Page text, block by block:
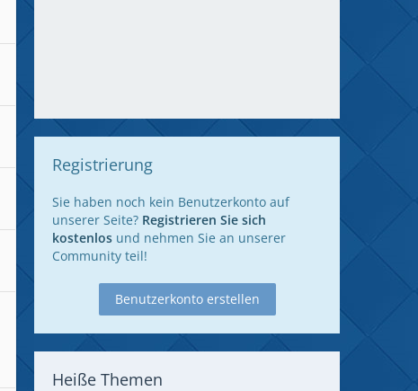
Registrierung
Sie haben noch kein Benutzerkonto auf
unserer Seite? Registrieren Sie sich
kostenlos und nehmen Sie an unserer
Community teil!
Benutzerkonto erstellen
Heiße Themen